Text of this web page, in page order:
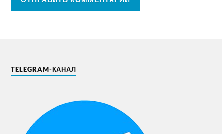
TELEGRAM-КАНАЛ